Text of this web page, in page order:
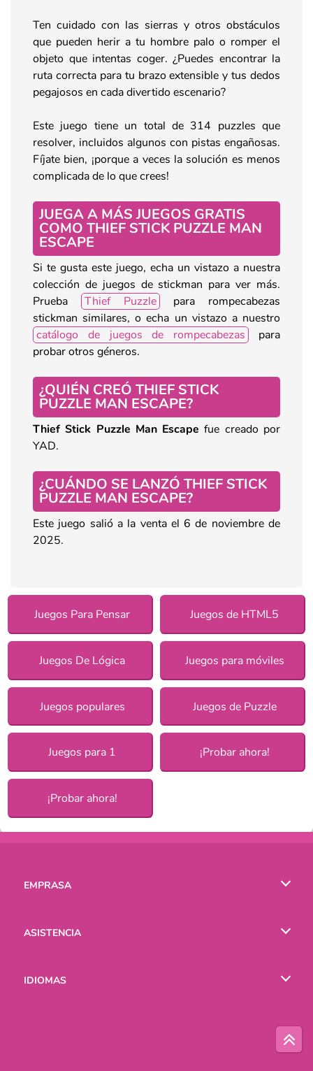
Ten cuidado con las sierras y otros obstáculos
que pueden herir a tu hombre palo o romper el
objeto que intentas coger. ¿Puedes encontrar la
ruta correcta para tu brazo extensible y tus dedos
pegajosos en cada divertido escenario?
Este juego tiene un total de 314 puzzles que
resolver, incluidos algunos con pistas engañosas.
Fíjate bien, ¡porque a veces la solución es menos
complicada de lo que crees!
JUEGA A MÁS JUEGOS GRATIS
COMO THIEF STICK PUZZLE MAN
ESCAPE
Si te gusta este juego, echa un vistazo a nuestra
colección de juegos de stickman para ver más.
Prueba
Thief Puzzle
para rompecabezas
stickman similares, o echa un vistazo a nuestro
catálogo de juegos de rompecabezas
para
probar otros géneros.
¿QUIÉN CREÓ THIEF STICK
PUZZLE MAN ESCAPE?
Thief Stick Puzzle Man Escape fue creado por
YAD.
¿CUÁNDO SE LANZÓ THIEF STICK
PUZZLE MAN ESCAPE?
Este juego salió a la venta el 6 de noviembre de
2025.
Juegos Para Pensar Juegos de HTML5
Juegos De Lógica Juegos para móviles
Juegos populares Juegos de Puzzle
Juegos para 1 ¡Probar ahora!
¡Probar ahora!
EMPRASA
ASISTENCIA
IDIOMAS